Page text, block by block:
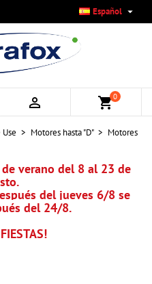
Español 
 shopping_cart0
Motores hasta "D"
Motores
verano del 8 al 23 de
del jueves 6/8 se
del 24/8.
×
×
Crear lista de deseos
×
productos en su lista de
Iniciar sesión